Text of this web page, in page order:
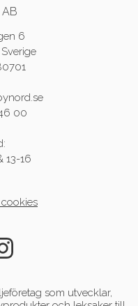
6
00
13-16
som utvecklar,